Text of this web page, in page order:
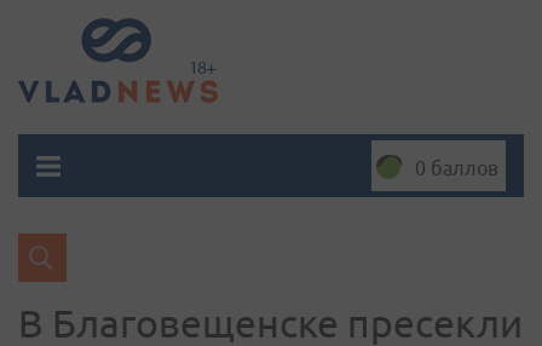
0 баллов
В Благовещенске пресекли